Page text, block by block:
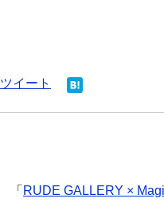
ツイート
「 RUDE GALLERY ×